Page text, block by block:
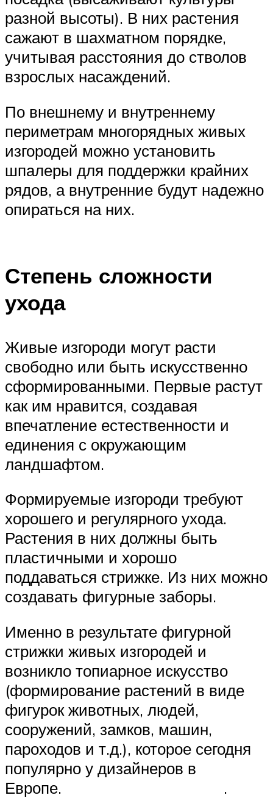
разной высоты). В них растения
сажают в шахматном порядке,
учитывая расстояния до стволов
взрослых насаждений.
По внешнему и внутреннему
периметрам многорядных живых
изгородей можно установить
шпалеры для поддержки крайних
рядов, а внутренние будут надежно
опираться на них.
Степень сложности
ухода
Живые изгороди могут расти
свободно или быть искусственно
сформированными. Первые растут
как им нравится, создавая
впечатление естественности и
единения с окружающим
ландшафтом.
Формируемые изгороди требуют
хорошего и регулярного ухода.
Растения в них должны быть
пластичными и хорошо
поддаваться стрижке. Из них можно
создавать фигурные заборы.
Именно в результате фигурной
стрижки живых изгородей и
возникло топиарное искусство
(формирование растений в виде
фигурок животных, людей,
сооружений, замков, машин,
пароходов и т.д.), которое сегодня
популярно у дизайнеров в
Европе. .